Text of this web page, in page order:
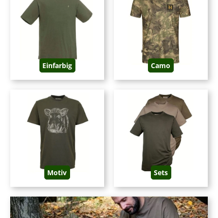
die meisten Modelle sind aus
oderKunstfasergefertigt
Baumwolle ist
saugfähig, hautfreundlich und pflegeleicht,sie bietet einen
hohen Tragekomfort
Kunstfaser
, leitet Schweiß vom Körper weg und ist
Sommer, Frühjahr ) und Langarmshirts (Herbst,
Was zeichnet ein T-Shirt für den Jäger aus?
T-Shirt für die Jagd sollte in erster Linie
sein. Hierfür
entscheidend ist das Material, aus dem das Shirt gefertigt ist. Es gibt T-Shirts aus
Baumwolle
oderKunstfaser
T-Shirts aus Baumwolle
saugfähig
hoher Tragekomfort
hautfreundlich
atmungsaktiv
benötigen lang, um wieder zu trocknen
reines Naturmaterial
Einfarbig Camo
Motiv Sets